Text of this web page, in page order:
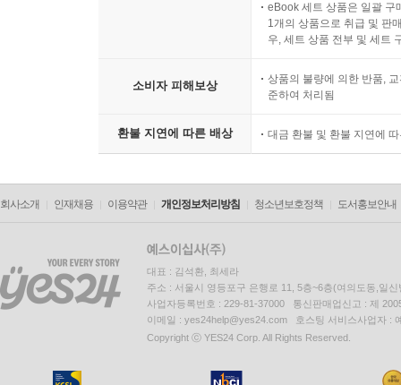
eBook 세트 상품은 일괄 구
1개의 상품으로 취급 및 판
우, 세트 상품 전부 및 세트
소비자 피해보상
상품의 불량에 의한 반품,
준하여 처리됨
환불 지연에 따른 배상 대금 환불 및 환불 지연에
회사소개 인재채용 이용약관 개인정보처리방침 청소년보호정책 도서홍보안내
대표 : 김석환, 최세라
주소 : 서울시 영등포구 은행로 11, 5층~6층(여의도동,일신
사업자등록번호 : 229-81-37000 통신판매업신고 : 제
이메일 : yes24help@yes24.com 호스팅 서비스사업자 :
Copyright ⓒ YES24 Corp. All Rights Reserved.